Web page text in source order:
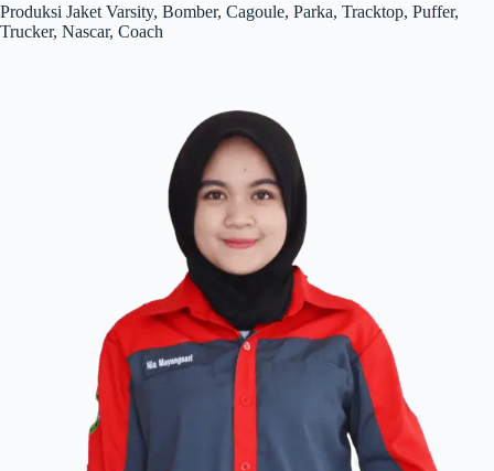
Produksi Jaket Varsity, Bomber, Cagoule, Parka, Tracktop, Puffer,
Trucker, Nascar, Coach